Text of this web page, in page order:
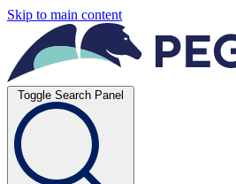
Skip to main content
Toggle Search Panel